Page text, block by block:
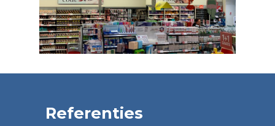
Referenties